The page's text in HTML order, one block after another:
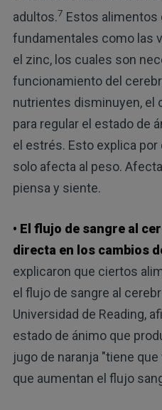
adultos.7 Estos alimentos
fundamentales como las
el zinc, los cuales son
funcionamiento del
nutrientes disminuyen, el
para regular el estado de
el estrés. Esto explica
solo afecta al peso.
piensa y siente.
• El flujo de sangre al
directa en los cambios
explicaron que ciertos
el flujo de sangre al
Universidad de Reading,
estado de ánimo que
jugo de naranja "tiene
que aumentan el flujo